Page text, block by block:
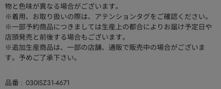
物と色味が異なる場合がございます。
※着用、お取り扱いの際は、アテンションタグをご確認ください。
※一部予約商品につきましては生産上の都合によりお届け予定日や
店頭発売と前後する場合もございます。
※追加生産商品は、一部の店舗、通販で販売中の場合がございま
す。予めご了承下さい。
品番
030ISZ31-4671